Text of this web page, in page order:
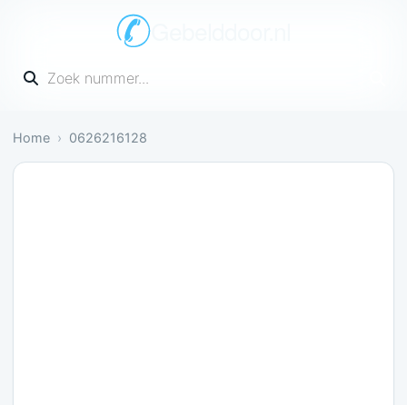
Gebelddoor.nl
Vul een telefoonnummer in
Home 0626216128